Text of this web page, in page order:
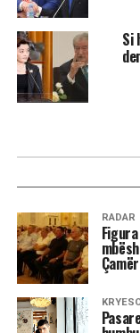
Si
Rama:
janar rroga
euro. Ja sa
sipas